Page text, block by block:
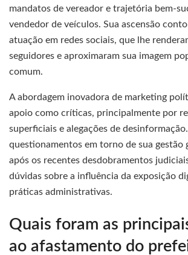
mandatos de vereador e trajetória bem-
vendedor de veículos. Sua ascensão
atuação em redes sociais, que lhe
seguidores e aproximaram sua imagem
comum.
A abordagem inovadora de marketing
apoio como críticas, principalmente por
superficiais e alegações de
questionamentos em torno de sua gestão
após os recentes desdobramentos
dúvidas sobre a influência da exposição
práticas administrativas.
Quais foram as
ao afastamento do